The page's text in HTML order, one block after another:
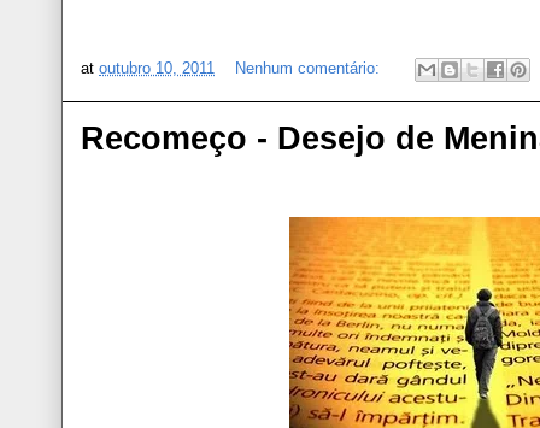
at outubro 10, 2011 Nenhum comentário:
Recomeço - Desejo de